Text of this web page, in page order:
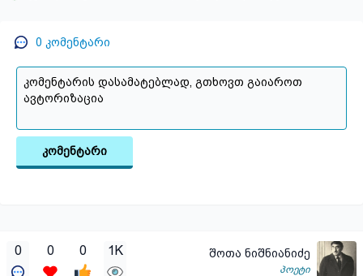
0 კომენტარი
კომენტარი
0 0 0 1K შოთა ნიშნიანიძე
პოეტი